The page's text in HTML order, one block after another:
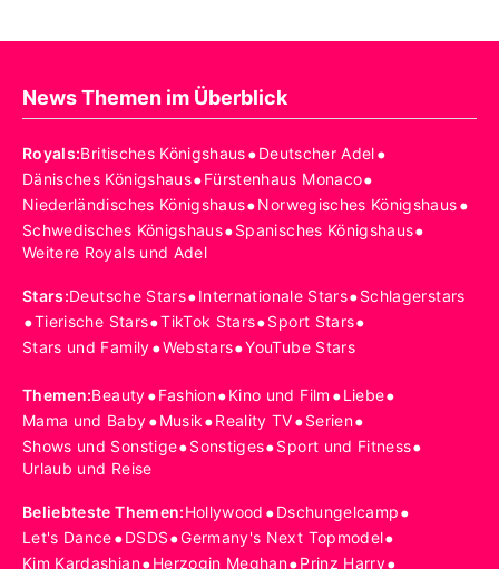
News Themen im Überblick
Royals:Britisches Königshaus•Deutscher Adel•
Dänisches Königshaus•Fürstenhaus Monaco•
Niederländisches Königshaus•Norwegisches Königshaus•
Schwedisches Königshaus•Spanisches Königshaus•
Weitere Royals und Adel
Stars:Deutsche Stars•Internationale Stars•Schlagerstars
•Tierische Stars•TikTok Stars•Sport Stars•
Stars und Family•Webstars•YouTube Stars
Themen:Beauty•Fashion•Kino und Film •Liebe•
Mama und Baby•Musik•Reality TV•Serien•
Shows und Sonstige•Sonstiges•Sport und Fitness•
Urlaub und Reise
Beliebteste Themen:Hollywood •Dschungelcamp•
Let's Dance•DSDS•Germany's Next Topmodel•
Kim Kardashian Herzogin Meghan Prinz Harry